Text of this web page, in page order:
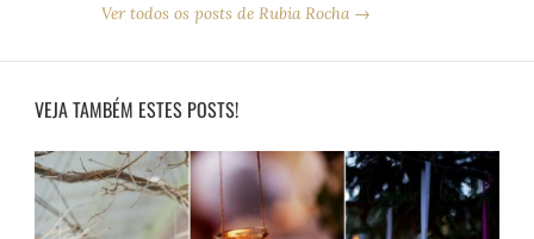
Ver todos os posts de Rubia Rocha →
VEJA TAMBÉM ESTES POSTS!